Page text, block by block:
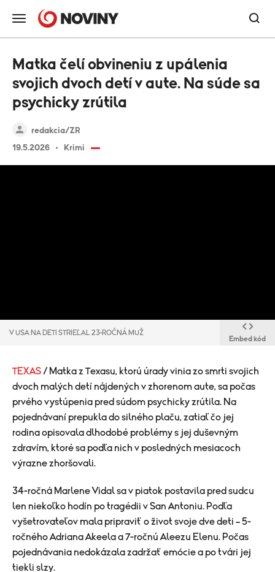
redakcia/ZR
19.5.2026
Krimi
Matka čelí obvineniu z upálenia
svojich dvoch detí v aute. Na súde sa
psychicky zrútila
V USA NA DETI STRIEĽAL 23-ROČNÁ MUŽ
Embed kód
TEXAS / Matka z Texasu, ktorú úrady vinia zo smrti svojich
dvoch malých detí nájdených v zhorenom aute, sa počas
prvého vystúpenia pred súdom psychicky zrútila. Na
pojednávaní prepukla do silného plaču, zatiaľ čo jej
rodina opisovala dlhodobé problémy s jej duševným
zdravím, ktoré sa podľa nich v posledných mesiacoch
výrazne zhoršovali.
34-ročná Marlene Vidal sa v piatok postavila pred sudcu
len niekoľko hodín po tragédii v San Antoniu. Podľa
vyšetrovateľov mala pripraviť o život svoje dve deti – 5-
ročného Adriana Akeela a 7-ročnú Aleezu Elenu. Počas
pojednávania nedokázala zadržať emócie a po tvári jej
tiekli slzy.